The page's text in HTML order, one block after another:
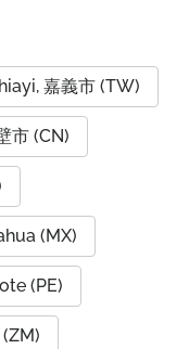
嘉義市 (TW)
市 (CN)
(MX)
(PE)